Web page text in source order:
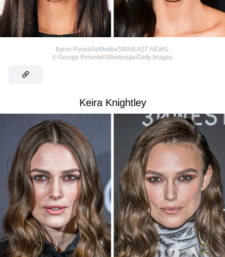
Byron Purvis/AdMedia/SIPA/EAST NEWS
© George Pimentel/WireImage/Getty Images
Keira Knightley